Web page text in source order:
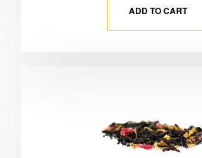
ADD TO CART